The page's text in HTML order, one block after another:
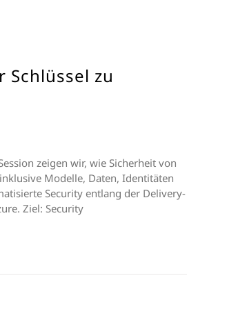
Schlüssel zu
zeigen wir, wie Sicherheit von
Modelle, Daten, Identitäten
Security entlang der Delivery-
Ziel: Security